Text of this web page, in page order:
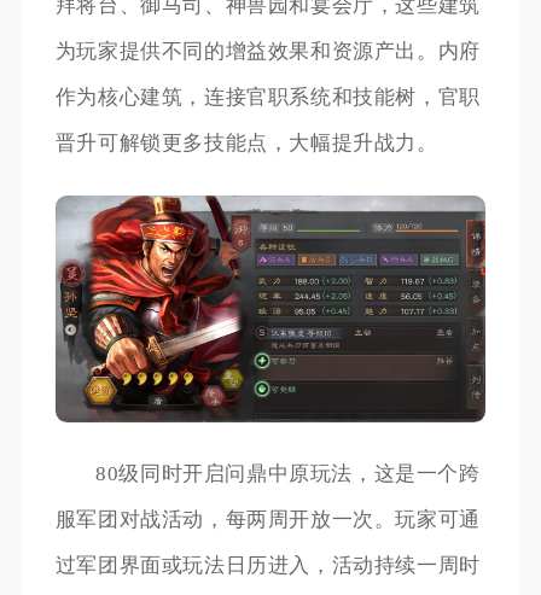
拜将台、御马司、神兽园和宴会厅，这些建筑
为玩家提供不同的增益效果和资源产出。内府
作为核心建筑，连接官职系统和技能树，官职
晋升可解锁更多技能点，大幅提升战力。
80级同时开启问鼎中原玩法，这是一个跨
服军团对战活动，每两周开放一次。玩家可通
过军团界面或玩法日历进入，活动持续一周时